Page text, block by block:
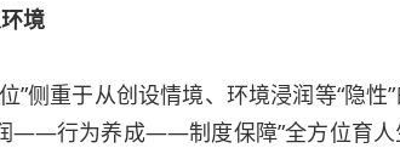
境
侧重于从创设情境、环境浸润等“隐性
——行为养成——制度保障”全方位育人